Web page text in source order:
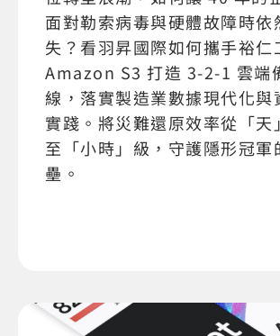
面對勒索病毒與硬體故障時依
失？看羽昇國際如何攜手裕仁
Amazon S3 打造 3-2-1 雲端
線，落實製造業數據現代化與
實踐。將災難還原效率從「天
至「小時」級，守護隱形冠軍
壘。